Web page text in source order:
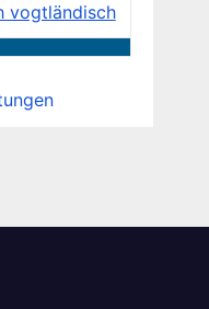
vogtländisch